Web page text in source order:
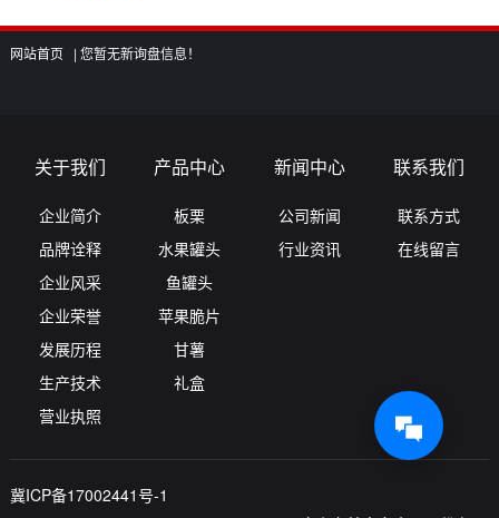
网站首页 | 您暂无新询盘信息！
关于我们
企业简介
品牌诠释
企业风采
企业荣誉
发展历程
生产技术
营业执照
产品中心
板栗
水果罐头
鱼罐头
苹果脆片
甘薯
礼盒
新闻中心
公司新闻
行业资讯
联系我们
联系方式
在线留言
冀ICP备17002441号-1